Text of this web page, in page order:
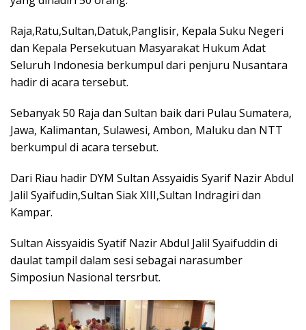
Raja,Ratu,Sultan,Datuk,Panglisir, Kepala Suku Negeri
dan Kepala Persekutuan Masyarakat Hukum Adat
Seluruh Indonesia berkumpul dari penjuru Nusantara
hadir di acara tersebut.
Sebanyak 50 Raja dan Sultan baik dari Pulau Sumatera,
Jawa, Kalimantan, Sulawesi, Ambon, Maluku dan NTT
berkumpul di acara tersebut.
Dari Riau hadir DYM Sultan Assyaidis Syarif Nazir Abdul
Jalil Syaifudin,Sultan Siak XIII,Sultan Indragiri dan
Kampar.
Sultan Aissyaidis Syatif Nazir Abdul Jalil Syaifuddin di
daulat tampil dalam sesi sebagai narasumber
Simposiun Nasional tersrbut.